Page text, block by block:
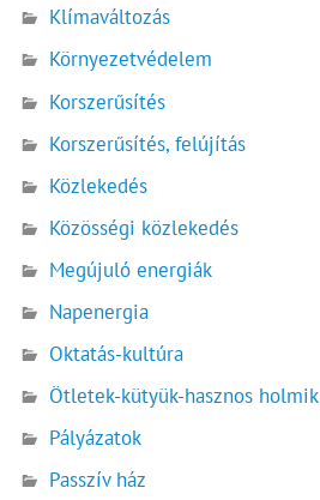
Klímaváltozás
Környezetvédelem
Korszerűsítés
Korszerűsítés, felújítás
Közlekedés
Közösségi közlekedés
Megújuló energiák
Napenergia
Oktatás-kultúra
Ötletek-kütyük-hasznos holmik
Pályázatok
Passzív ház